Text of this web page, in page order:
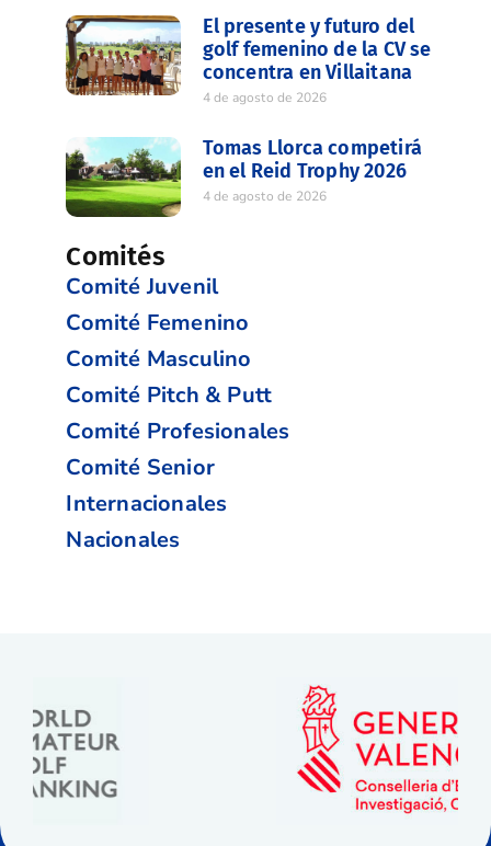
El presente y futuro del
golf femenino de la CV se
concentra en Villaitana
4 de agosto de 2026
Tomas Llorca competirá
en el Reid Trophy 2026
4 de agosto de 2026
Comités
Comité Juvenil
Comité Femenino
Comité Masculino
Comité Pitch & Putt
Comité Profesionales
Comité Senior
Internacionales
Nacionales